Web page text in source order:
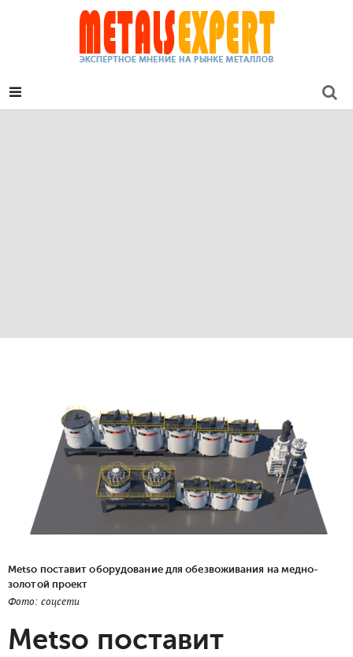
Metso поставит оборудование для обезвоживания на медно-
золотой проект
Фото: соцсети
Metso поставит